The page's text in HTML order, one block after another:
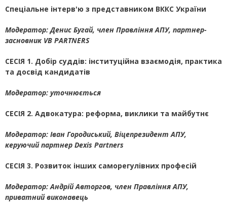
Спеціальне інтерв'ю з представником ВККС України
Модератор: Денис Бугай, член Правління АПУ, партнер-
засновник VB PARTNERS
СЕСІЯ 1. Добір суддів: інституційна взаємодія, практика
та досвід кандидатів
Модератор: уточнюється
СЕСІЯ 2. Адвокатура: реформа, виклики та майбутнє
Модератор: Іван Городиський, Віцепрезидент АПУ,
керуючий партнер Dexis Partners
СЕСІЯ 3. Розвиток інших саморегулівних професій
Модератор: Андрій Авторгов, член Правління АПУ,
приватний виконавець